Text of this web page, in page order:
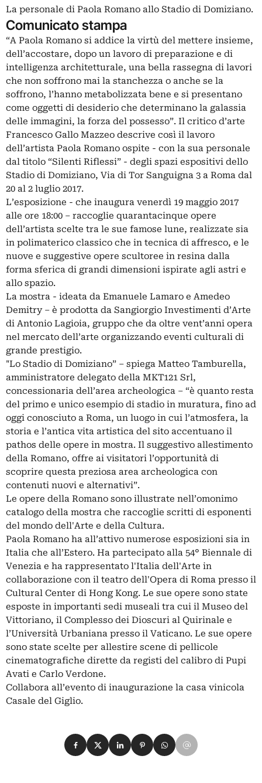
La personale di Paola Romano allo Stadio di Domiziano.
Comunicato stampa
“A Paola Romano si addice la virtù del mettere insieme,
dell’accostare, dopo un lavoro di preparazione e di
intelligenza architetturale, una bella rassegna di lavori
che non soffrono mai la stanchezza o anche se la
soffrono, l’hanno metabolizzata bene e si presentano
come oggetti di desiderio che determinano la galassia
delle immagini, la forza del possesso”. Il critico d’arte
Francesco Gallo Mazzeo descrive così il lavoro
dell’artista Paola Romano ospite - con la sua personale
dal titolo “Silenti Riflessi” - degli spazi espositivi dello
Stadio di Domiziano, Via di Tor Sanguigna 3 a Roma dal
20 al 2 luglio 2017.
L’esposizione - che inaugura venerdì 19 maggio 2017
alle ore 18:00 – raccoglie quarantacinque opere
dell’artista scelte tra le sue famose lune, realizzate sia
in polimaterico classico che in tecnica di affresco, e le
nuove e suggestive opere scultoree in resina dalla
forma sferica di grandi dimensioni ispirate agli astri e
allo spazio.
La mostra - ideata da Emanuele Lamaro e Amedeo
Demitry – è prodotta da Sangiorgio Investimenti d’Arte
di Antonio Lagioia, gruppo che da oltre vent’anni opera
nel mercato dell’arte organizzando eventi culturali di
grande prestigio.
"Lo Stadio di Domiziano” – spiega Matteo Tamburella,
amministratore delegato della MKT121 Srl,
concessionaria dell’area archeologica – “è quanto resta
del primo e unico esempio di stadio in muratura, fino ad
oggi conosciuto a Roma, un luogo in cui l’atmosfera, la
storia e l’antica vita artistica del sito accentuano il
pathos delle opere in mostra. Il suggestivo allestimento
della Romano, offre ai visitatori l’opportunità di
scoprire questa preziosa area archeologica con
contenuti nuovi e alternativi”.
Le opere della Romano sono illustrate nell’omonimo
catalogo della mostra che raccoglie scritti di esponenti
del mondo dell'Arte e della Cultura.
Paola Romano ha all’attivo numerose esposizioni sia in
Italia che all’Estero. Ha partecipato alla 54° Biennale di
Venezia e ha rappresentato l'Italia dell'Arte in
collaborazione con il teatro dell'Opera di Roma presso il
Cultural Center di Hong Kong. Le sue opere sono state
esposte in importanti sedi museali tra cui il Museo del
Vittoriano, il Complesso dei Dioscuri al Quirinale e
l’Università Urbaniana presso il Vaticano. Le sue opere
sono state scelte per allestire scene di pellicole
cinematografiche dirette da registi del calibro di Pupi
Avati e Carlo Verdone.
Collabora all’evento di inaugurazione la casa vinicola
Casale del Giglio.
Condividi su Facebook
Condividi su X
Condividi su LinkedIn
Condividi su Pinterest
Condividi su WhatsApp
Condividi su Email